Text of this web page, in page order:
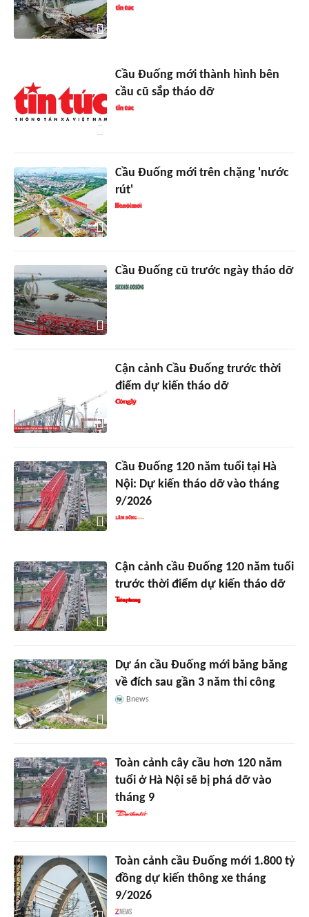
Cầu Đuống mới thành hình bên
cầu cũ sắp tháo dỡ
Cầu Đuống mới trên chặng 'nước
rút'
Cầu Đuống cũ trước ngày tháo dỡ
Cận cảnh Cầu Đuống trước thời
điểm dự kiến tháo dỡ
Cầu Đuống 120 năm tuổi tại Hà
Nội: Dự kiến tháo dỡ vào tháng
9/2026
Cận cảnh cầu Đuống 120 năm tuổi
trước thời điểm dự kiến tháo dỡ
Dự án cầu Đuống mới băng băng
về đích sau gần 3 năm thi công
Bnews
Toàn cảnh cây cầu hơn 120 năm
tuổi ở Hà Nội sẽ bị phá dỡ vào
tháng 9
Toàn cảnh cầu Đuống mới 1.800 tỷ
đồng dự kiến thông xe tháng
9/2026